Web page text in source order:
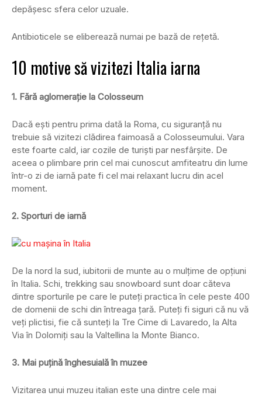
depăşesc sfera celor uzuale.
Antibioticele se eliberează numai pe bază de reţetă.
10 motive să vizitezi Italia iarna
1. Fără aglomeraţie la Colosseum
Dacă eşti pentru prima dată la Roma, cu siguranţă nu
trebuie să vizitezi clădirea faimoasă a Colosseumului. Vara
este foarte cald, iar cozile de turişti par nesfârşite. De
aceea o plimbare prin cel mai cunoscut amfiteatru din lume
într-o zi de iarnă pate fi cel mai relaxant lucru din acel
moment.
2. Sporturi de iarnă
De la nord la sud, iubitorii de munte au o mulţime de opţiuni
în Italia. Schi, trekking sau snowboard sunt doar căteva
dintre sporturile pe care le puteţi practica în cele peste 400
de domenii de schi din întreaga ţară. Puteţi fi siguri că nu vă
veţi plictisi, fie că sunteţi la Tre Cime di Lavaredo, la Alta
Via în Dolomiţi sau la Valtellina la Monte Bianco.
3. Mai puţină înghesuială în muzee
Vizitarea unui muzeu italian este una dintre cele mai